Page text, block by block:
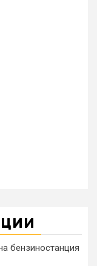
бензиностанция